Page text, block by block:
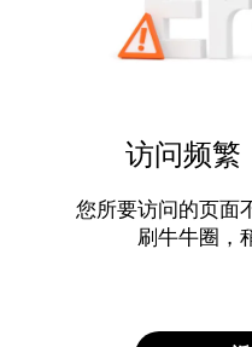
访问频繁
您所要访问的页面
刷牛牛圈，